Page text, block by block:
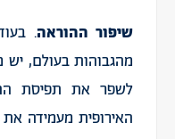
שיפור ההוראה.
מהגבוהות בעולם, יש
לשפר את תפיסת
האירופית מעמידה